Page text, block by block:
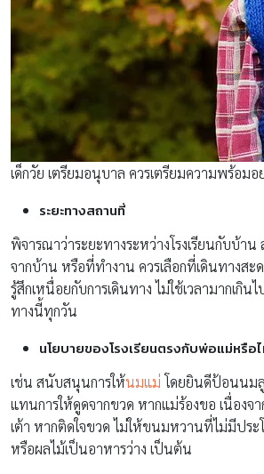
เด็กวัย เตรียมอนุบาล ควรเตรียมความพร้อมอ
ระยะทางสถานที่
พิจารณาว่าระยะทางระหว่างโรงเรียนกับบ้าน
จากบ้าน หรือที่ทำงาน ควรเลือกที่เดินทางสะด
รู้สึกเหนื่อยกับการเดินทาง ไม่ใช้เวลามากเกินไ
ทางนี้ทุกวัน
นโยบายของโรงเรียนตรงกับพ่อแม่หรือ
เช่น สนับสนุนการให้นมแม่ โดยยินดีป้อนนม
แทนการให้ดูดจากขวด หากแม่ร้องขอ เนื่องจ
เต้า หากติดใจขวด ไม่ให้ขนมหวานที่ไม่มีประ
หรือผลไม้เป็นอาหารว่าง เป็นต้น